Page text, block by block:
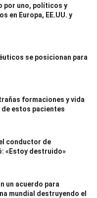
por uno, políticos y
en Europa, EE.UU. y
se posicionan para
formaciones y vida
estos pacientes
conductor de
«Estoy destruido»
un acuerdo para
mundial destruyendo el